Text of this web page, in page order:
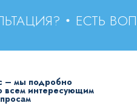
ЕСТЬ
– мы подробно
всем интересующим